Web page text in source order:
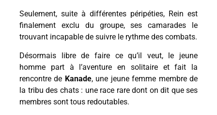
Seulement, suite à différentes péripéties, Rein est
finalement exclu du groupe, ses camarades le
trouvant incapable de suivre le rythme des combats.
Désormais libre de faire ce qu’il veut, le jeune
homme part à l’aventure en solitaire et fait la
rencontre de Kanade, une jeune femme membre de
la tribu des chats : une race rare dont on dit que ses
membres sont tous redoutables.